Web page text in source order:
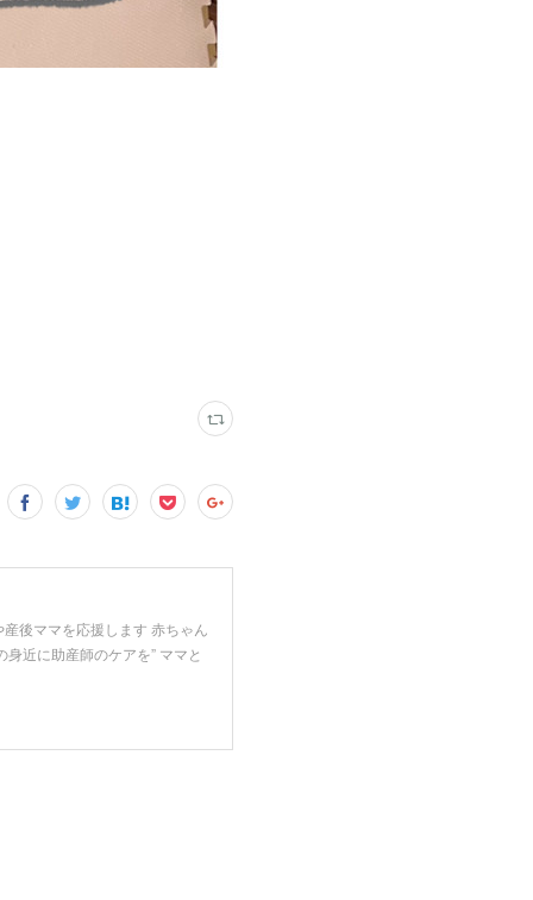
後ママを応援します 赤ちゃん
近に助産師のケアを” ママと